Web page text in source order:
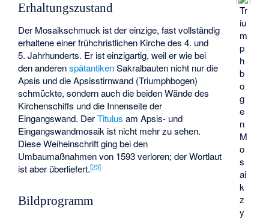
Tr
iu
m
p
h
b
o
g
e
n
M
o
s
ai
k
z
y
Erhaltungszustand
Der Mosaikschmuck ist der einzige, fast vollständig
erhaltene einer frühchristlichen Kirche des 4. und
5. Jahrhunderts. Er ist einzigartig, weil er wie bei
den anderenspätantikenSakralbauten nicht nur die
Apsis und die Apsisstirnwand (Triumphbogen)
schmückte, sondern auch die beiden Wände des
Kirchenschiffs und die Innenseite der
Eingangswand. DerTitulus am Apsis- und
Eingangswandmosaik ist nicht mehr zu sehen.
Diese Weiheinschrift ging bei den
Umbaumaßnahmen von 1593 verloren; der Wortlaut
ist aber überliefert.[23]
Bildprogramm